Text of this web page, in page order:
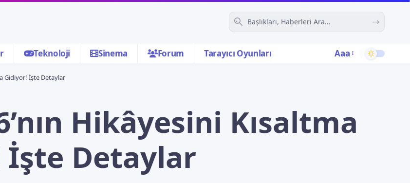
Teknoloji Sinema Forum Tarayıcı Oyunları Aaa
Gidiyor! İşte Detaylar
Hikâyesini Kısaltma
İşte Detaylar